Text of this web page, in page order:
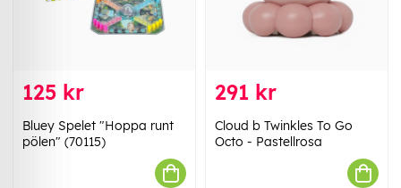
125 kr
Bluey Spelet "Hoppa runt
pölen" (70115)
291 kr
Cloud b Twinkles To Go
Octo - Pastellrosa